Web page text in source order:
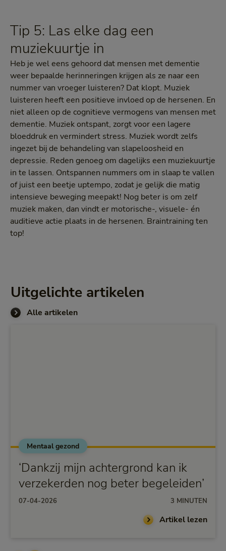
Tip 5: Las elke dag een
muziekuurtje in
Heb je wel eens gehoord dat mensen met dementie
weer bepaalde herinneringen krijgen als ze naar een
nummer van vroeger luisteren? Dat klopt. Muziek
luisteren heeft een positieve invloed op de hersenen. En
niet alleen op de cognitieve vermogens van mensen met
dementie. Muziek ontspant, zorgt voor een lagere
bloeddruk en vermindert stress. Muziek wordt zelfs
ingezet bij de behandeling van slapeloosheid en
depressie. Reden genoeg om dagelijks een muziekuurtje
in te lassen. Ontspannen nummers om in slaap te vallen
of juist een beetje uptempo, zodat je gelijk die matig
intensieve beweging meepakt! Nog beter is om zelf
muziek maken, dan vindt er motorische-, visuele- én
auditieve actie plaats in de hersenen. Braintraining ten
top!
Uitgelichte artikelen
Alle artikelen
Mentaal gezond
‘Dankzij mijn achtergrond kan ik
verzekerden nog beter begeleiden’
07-04-2026 3 MINUTEN
Artikel lezen